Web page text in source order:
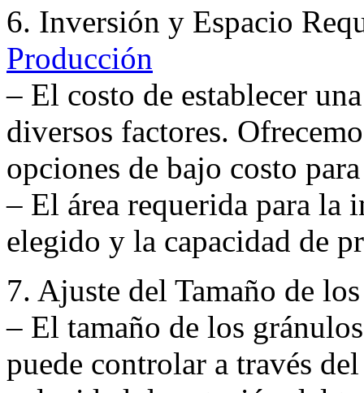
6. Inversión y Espacio
Producción
– El costo de establecer
diversos factores.
opciones de bajo costo
– El área requerida para la
elegido y la capacidad de
7. Ajuste del Tamaño de
– El tamaño de los
puede controlar a través